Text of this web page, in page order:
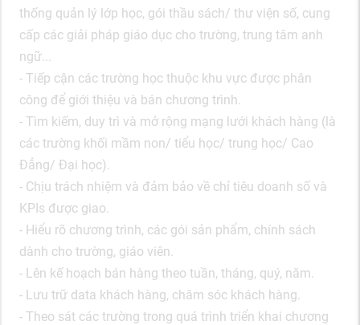
thống quản lý lớp học, gói thầu sách/ thư viện số, cung
cấp các giải pháp giáo dục cho trường, trung tâm anh
ngữ...
- Tiếp cận các trường học thuộc khu vực được phân
công để giới thiệu và bán chương trình.
- Tìm kiếm, duy trì và mở rộng mạng lưới khách hàng (là
các trường khối mầm non/ tiểu học/ trung học/ Cao
Đẳng/ Đại học).
- Chịu trách nhiệm và đảm bảo về chỉ tiêu doanh số và
KPIs được giao.
- Hiểu rõ chương trình, các gói sản phẩm, chính sách
dành cho trường, giáo viên.
- Lên kế hoạch bán hàng theo tuần, tháng, quý, năm.
- Lưu trữ data khách hàng, chăm sóc khách hàng.
- Theo sát các trường trong quá trình triển khai chương